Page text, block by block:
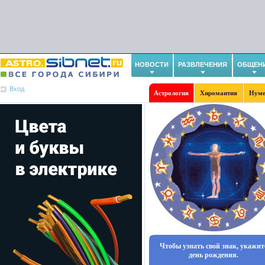
НОВОСТИ РАЗВЛЕЧЕНИЯ
Вход
Астрология Хиромантия
Чтобы узнать свой знак,
день рождения.